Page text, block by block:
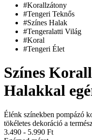
#Korallzátony
#Tengeri Teknős
#Színes Halak
#Tengeralatti Világ
#Koral
#Tengeri Élet
Színes
Halakkal
Élénk színekben pompázó
tökéletes dekoráció a
3.490 - 5.990 Ft